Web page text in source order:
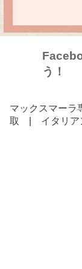
う！
マックスマーラ
取
イタリア